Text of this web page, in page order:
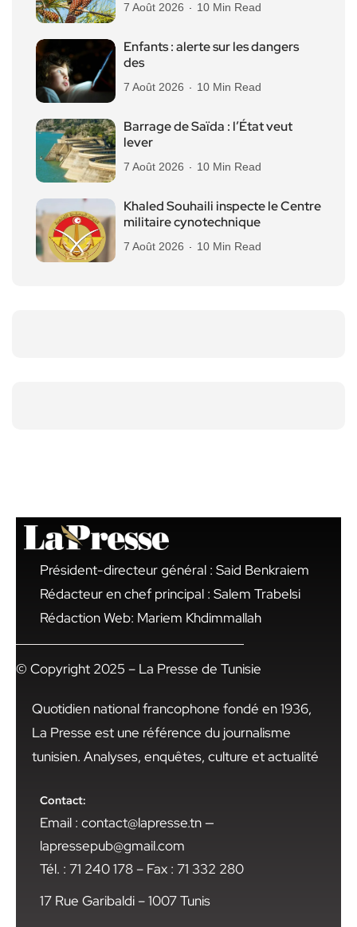
7 Août 2026 10 Min Read
Enfants : alerte sur les dangers
des
7 Août 2026 10 Min Read
Barrage de Saïda : l’État veut
lever
7 Août 2026 10 Min Read
Khaled Souhaili inspecte le Centre
militaire cynotechnique
7 Août 2026 10 Min Read
Président-directeur général : Said Benkraiem
Rédacteur en chef principal : Salem Trabelsi
Rédaction Web: Mariem Khdimmallah
© Copyright 2025 – La Presse de Tunisie
Quotidien national francophone fondé en 1936,
La Presse est une référence du journalisme
tunisien. Analyses, enquêtes, culture et actualité
Contact:
Email : contact@lapresse.tn —
lapressepub@gmail.com
Tél. : 71 240 178 – Fax : 71 332 280
17 Rue Garibaldi – 1007 Tunis